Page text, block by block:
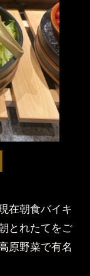
在朝食バイキ
とれたてをご
原野菜で有名